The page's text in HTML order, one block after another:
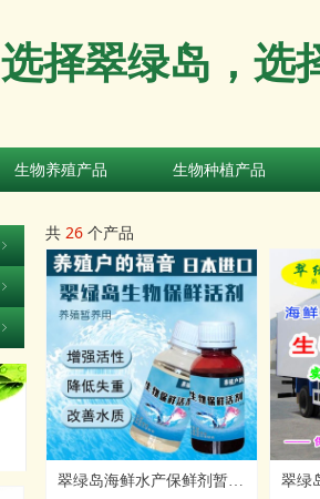
选择翠绿岛，选
生物养殖产品 生物种植产品
ꁇ
ꁇ
ꁇ
共 26 个产品
翠绿岛海鲜水产保鲜剂暂养
翠绿